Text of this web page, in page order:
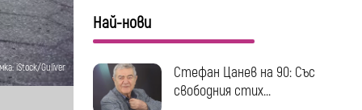
iStock/Guliver
Най-нови
Стефан Цанев на 90: Със
свободния стих...